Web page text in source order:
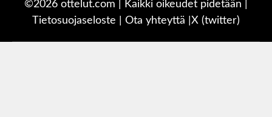
©2026 ottelut.com | Kaikki oikeudet pidetään |
Tietosuojaseloste
Ota yhteyttä X (twitter)